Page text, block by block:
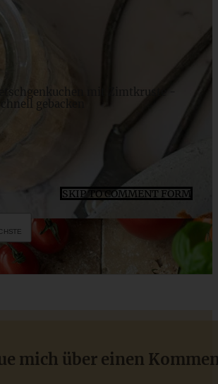
mit italienischer Vinaigrette
mit Zimtkruste -
gebacken
SKIP TO COMMENT FORM
mich über einen